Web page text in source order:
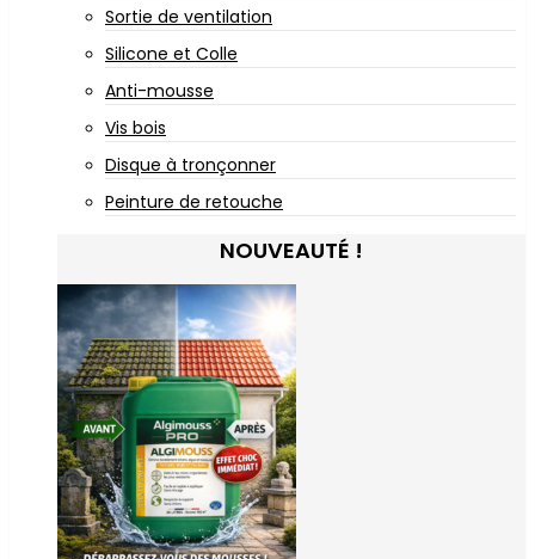
Sortie de ventilation
Silicone et Colle
Anti-mousse
Vis bois
Disque à tronçonner
Peinture de retouche
NOUVEAUTÉ !